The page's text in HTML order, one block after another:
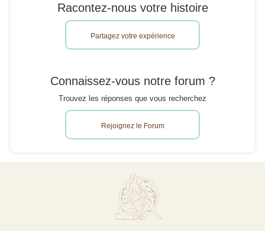
Racontez-nous votre histoire
Partagez votre expérience
Connaissez-vous notre forum ?
Trouvez les réponses que vous recherchez
Rejoignez le Forum